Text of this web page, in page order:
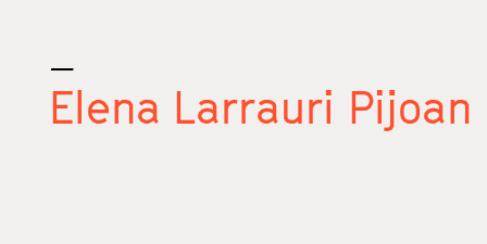
_
Elena Larrauri Pijoan